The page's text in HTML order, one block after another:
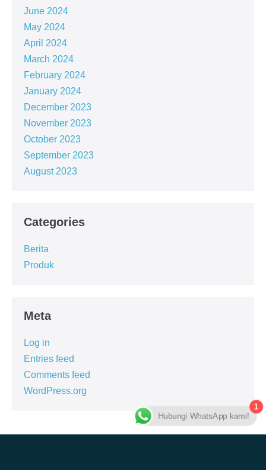
June 2024
May 2024
April 2024
March 2024
February 2024
January 2024
December 2023
November 2023
October 2023
September 2023
August 2023
Categories
Berita
Produk
Meta
Log in
Entries feed
Comments feed
WordPress.org
1
Hubungi WhatsApp kami!